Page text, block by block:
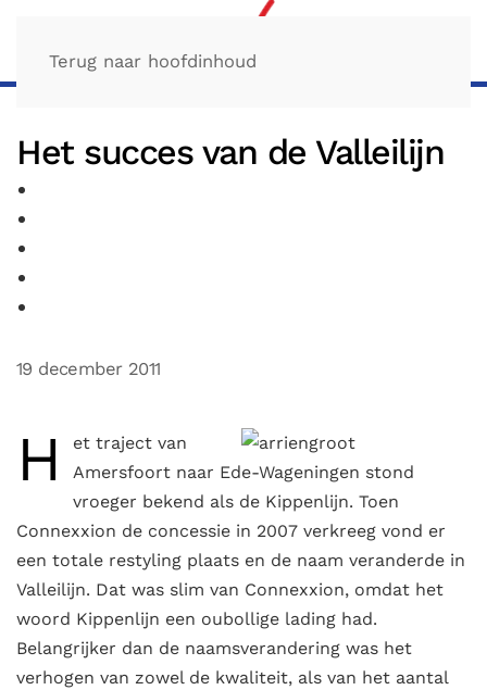
Terug naar hoofdinhoud
Het succes van de Valleilijn
19 december 2011
H
et traject van
Amersfoort naar Ede-Wageningen stond
vroeger bekend als de Kippenlijn. Toen
Connexxion de concessie in 2007 verkreeg vond er
een totale restyling plaats en de naam veranderde in
Valleilijn. Dat was slim van Connexxion, omdat het
woord Kippenlijn een oubollige lading had.
Belangrijker dan de naamsverandering was het
verhogen van zowel de kwaliteit, als van het aantal